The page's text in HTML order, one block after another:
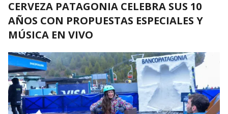
CERVEZA PATAGONIA CELEBRA SUS 10
AÑOS CON PROPUESTAS ESPECIALES Y
MÚSICA EN VIVO